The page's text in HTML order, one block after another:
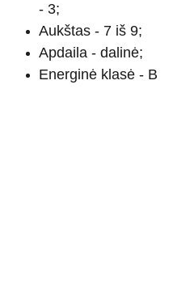
- 3;
Aukštas - 7 iš 9;
Apdaila - dalinė;
Energinė klasė - B